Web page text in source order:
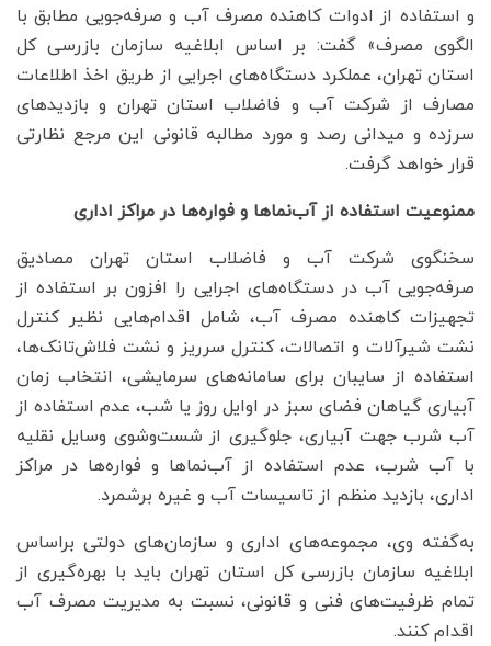
و استفاده از ادوات کاهنده مصرف آب و صرفه‌جویی مطابق با
الگوی مصرف» گفت: بر اساس ابلاغیه سازمان بازرسی کل
استان تهران، عملکرد دستگاه‌های اجرایی از طریق اخذ اطلاعات
مصارف از شرکت آب و فاضلاب استان تهران و بازدیدهای
سرزده و میدانی رصد و مورد مطالبه قانونی این مرجع نظارتی
قرار خواهد گرفت.
ممنوعیت استفاده از آب‌نماها و فواره‌ها در مراکز اداری
سخنگوی شرکت آب و فاضلاب استان تهران مصادیق
صرفه‌جویی آب در دستگاه‌های اجرایی را افزون بر استفاده از
تجهیزات کاهنده مصرف آب، شامل اقدام‌هایی نظیر کنترل
نشت شیرآلات و اتصالات، کنترل سرریز و نشت فلاش‌تانک‌ها،
استفاده از سایبان برای سامانه‌های سرمایشی، انتخاب زمان
آبیاری گیاهان فضای سبز در اوایل روز یا شب، عدم استفاده از
آب شرب جهت آبیاری، جلوگیری از شست‌وشوی وسایل نقلیه
با آب شرب، عدم استفاده از آب‌نماها و فواره‌ها در مراکز
اداری، بازدید منظم از تاسیسات آب و غیره برشمرد.
به‌گفته وی، مجموعه‌های اداری و سازمان‌های دولتی براساس
ابلاغیه سازمان بازرسی کل استان تهران باید با بهره‌گیری از
تمام ظرفیت‌های فنی و قانونی، نسبت به مدیریت مصرف آب
اقدام کنند.